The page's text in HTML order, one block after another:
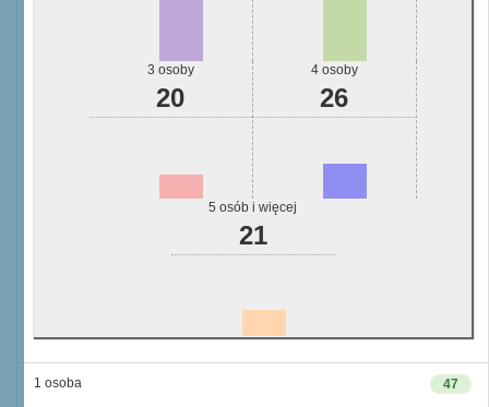
3 osoby
20
4 osoby
26
5 osób i więcej
21
47
1 osoba